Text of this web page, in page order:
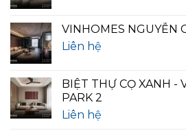
VINHOMES NGUYỄN
Liên hệ
BIỆT THỰ CỌ XANH -
PARK 2
Liên hệ